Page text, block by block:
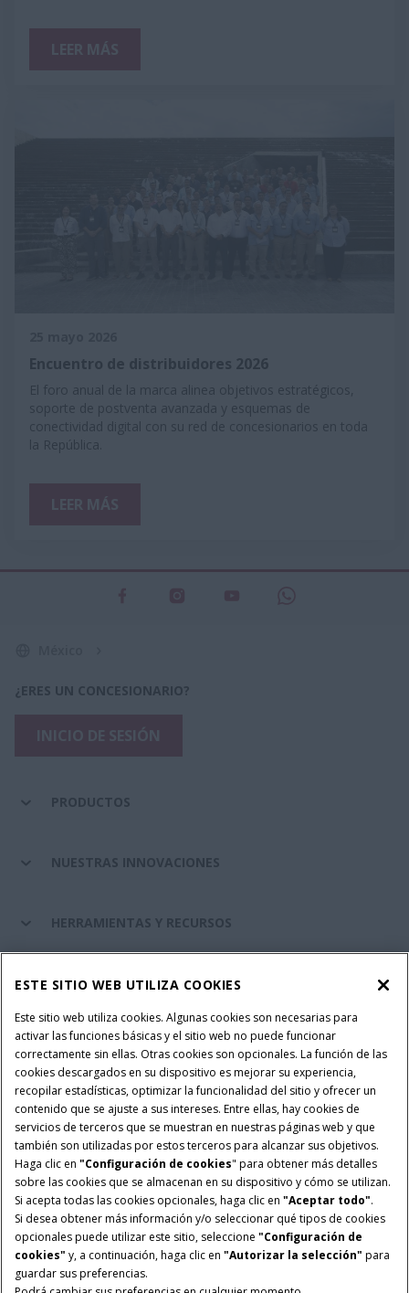
Encuentro de distribuidores 2026
El foro anual de la marca alinea objetivos estratégicos,
soporte de postventa avanzada y esquemas de
conectividad digital con su red de concesionarios en toda
la República.
¿ERES UN CONCESIONARIO?
PRODUCTOS
NUESTRAS INNOVACIONES
HERRAMIENTAS Y RECURSOS
RECAMBIOS Y SERVICIOS
SOBRE CASE IH
Términos y condiciones Aviso de privacidad
Aviso legal
Configuración de cookies
Telematics aviso de privacidad
© 2026 CNH Industrial America LLC. All Rights Reserved. Case IH is a
trademark of CNH Industrial America LLC.
ESTE SITIO WEB UTILIZA COOKIES
Este sitio web utiliza cookies. Algunas cookies son necesarias para
activar las funciones básicas y el sitio web no puede funcionar
correctamente sin ellas. Otras cookies son opcionales. La función de las
cookies descargados en su dispositivo es mejorar su experiencia,
recopilar estadísticas, optimizar la funcionalidad del sitio y ofrecer un
contenido que se ajuste a sus intereses. Entre ellas, hay cookies de
servicios de terceros que se muestran en nuestras páginas web y que
también son utilizadas por estos terceros para alcanzar sus objetivos.
Haga clic en "Configuración de cookies" para obtener más detalles
sobre las cookies que se almacenan en su dispositivo y cómo se utilizan.
Si acepta todas las cookies opcionales, haga clic en "Aceptar todo".
Si desea obtener más información y/o seleccionar qué tipos de cookies
opcionales puede utilizar este sitio, seleccione "Configuración de
cookies" y, a continuación, haga clic en "Autorizar la selección" para
guardar sus preferencias.